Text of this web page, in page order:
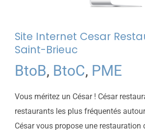
Site Internet Cesar
Saint-Brieuc
BtoB, BtoC, PME
Vous méritez un César ! César
restaurants les plus fréquentés
César vous propose une restauration